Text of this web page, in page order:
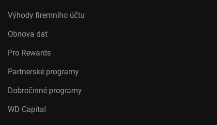
Výhody firemního účtu
Obnova dat
Pro Rewards
Partnerské programy
Dobročinné programy
WD Capital